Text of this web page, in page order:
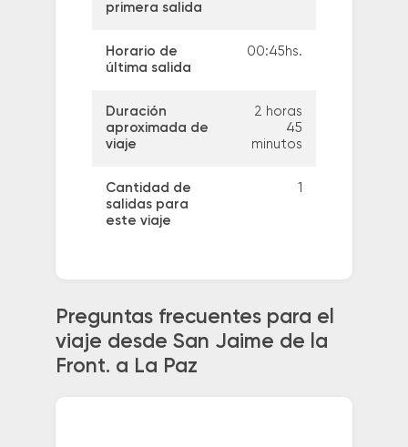
primera salida
Horario de
última salida
00:45hs.
Duración
aproximada de
viaje
2 horas
45
minutos
Cantidad de
salidas para
este viaje
1
Preguntas frecuentes para el
viaje desde San Jaime de la
Front. a La Paz